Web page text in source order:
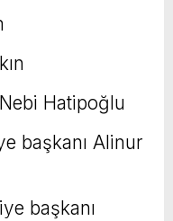
Hatipoğlu
başkanı Alinur
başkanı